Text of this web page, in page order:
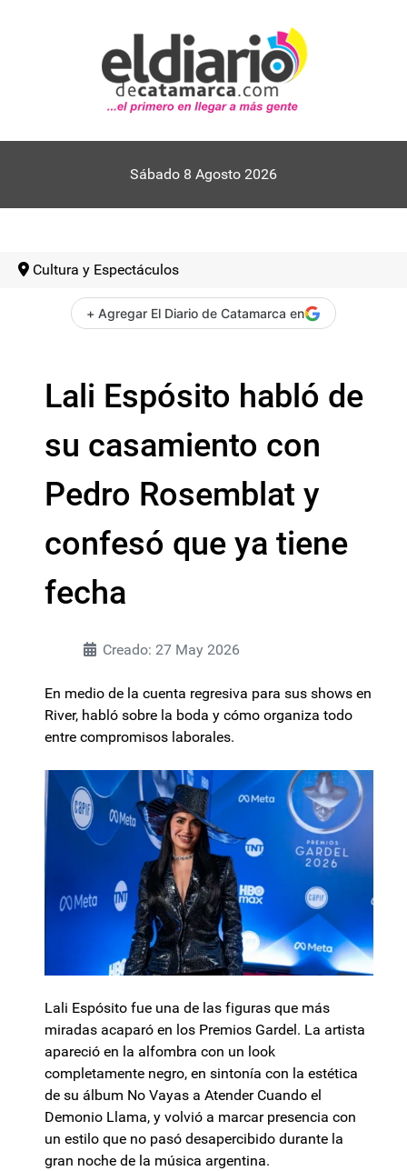
Sábado 8 Agosto 2026
Cultura y Espectáculos
+ Agregar El Diario de Catamarca en
Lali Espósito habló de
su casamiento con
Pedro Rosemblat y
confesó que ya tiene
fecha
Creado: 27 May 2026
En medio de la cuenta regresiva para sus shows en
River, habló sobre la boda y cómo organiza todo
entre compromisos laborales.
Lali Espósito fue una de las figuras que más
miradas acaparó en los Premios Gardel. La artista
apareció en la alfombra con un look
completamente negro, en sintonía con la estética
de su álbum No Vayas a Atender Cuando el
Demonio Llama, y volvió a marcar presencia con
un estilo que no pasó desapercibido durante la
gran noche de la música argentina.